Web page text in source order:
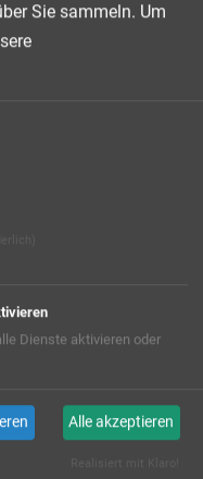
über die
und
Sie sammeln. Um
Dienste aktivieren oder
Alle akzeptieren